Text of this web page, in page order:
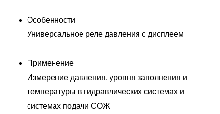
Особенности
Универсальное реле давления с дисплеем
Применение
Измерение давления, уровня заполнения и
температуры в гидравлических системах и
системах подачи СОЖ